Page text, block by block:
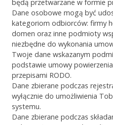
będą przetwarzane w formie
Dane osobowe mogą być
kategoriom odbiorców: firmy
domen oraz inne podmioty
niezbędne do wykonania
Twoje dane wskazanym
podstawie umowy
przepisami RODO.
Dane zbierane podczas
wyłącznie do umożliwienia
systemu.
Dane zbierane podczas